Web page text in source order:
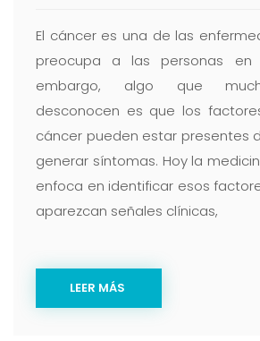
El cáncer es una de las
preocupa a las personas en
embargo, algo que
desconocen es que los
cáncer pueden estar presentes
generar síntomas. Hoy la
enfoca en identificar esos
aparezcan señales clínicas,
LEER MÁS